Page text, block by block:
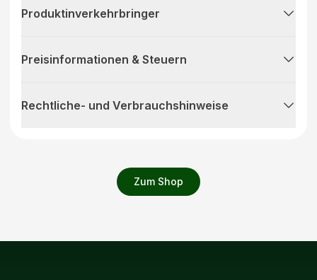
Zum Shop
Produktinverkehrbringer
Preisinformationen & Steuern
Rechtliche- und Verbrauchshinweise